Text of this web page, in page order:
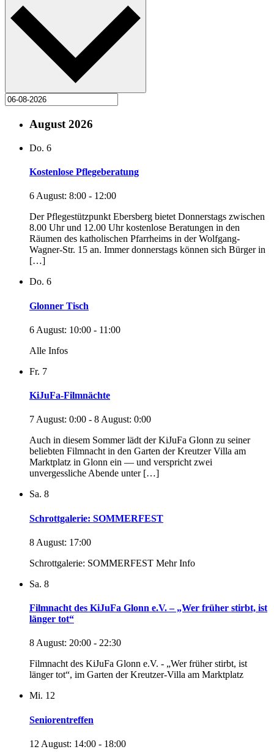
August 2026
Do. 6
Kostenlose Pflegeberatung
6 August: 8:00 - 12:00
Der Pflegestützpunkt Ebersberg bietet Donnerstags zwischen
8.00 Uhr und 12.00 Uhr kostenlose Beratungen in den
Räumen des katholischen Pfarrheims in der Wolfgang-
Wagner-Str. 15 an. Immer donnerstags können sich Bürger in
[…]
Do. 6
Glonner Tisch
6 August: 10:00 - 11:00
Alle Infos
Fr. 7
KiJuFa-Filmnächte
7 August: 0:00 - 8 August: 0:00
Auch in diesem Sommer lädt der KiJuFa Glonn zu seiner
beliebten Filmnacht in den Garten der Kreutzer Villa am
Marktplatz in Glonn ein — und verspricht zwei
unvergessliche Abende unter […]
Sa. 8
Schrottgalerie: SOMMERFEST
8 August: 17:00
Schrottgalerie: SOMMERFEST Mehr Info
Sa. 8
Filmnacht des KiJuFa Glonn e.V. – „Wer früher stirbt, ist
länger tot“
8 August: 20:00 - 22:30
Filmnacht des KiJuFa Glonn e.V. - „Wer früher stirbt, ist
länger tot“, im Garten der Kreutzer-Villa am Marktplatz
Mi. 12
Seniorentreffen
12 August: 14:00 - 18:00